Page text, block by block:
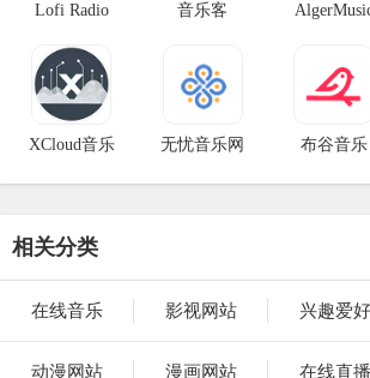
Lofi Radio 音乐客
XCloud音乐 无忧音乐网 布谷音乐
相关分类
在线音乐 影视网站 兴趣爱好
动漫网站 漫画网站 在线直播